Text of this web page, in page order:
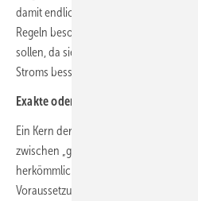
damit endlich praxistauglich. Müller
Regeln besonders den großen
sollen, da sie helfen könnten, die
Stroms besser einzubinden.
Exakte oder einfache Abgrenzung
Ein Kern der Veröffentlichung sind
zwischen „grünem“ Strom aus
herkömmlichem Netzstrom
Voraussetzung dafür, dass Betreiber